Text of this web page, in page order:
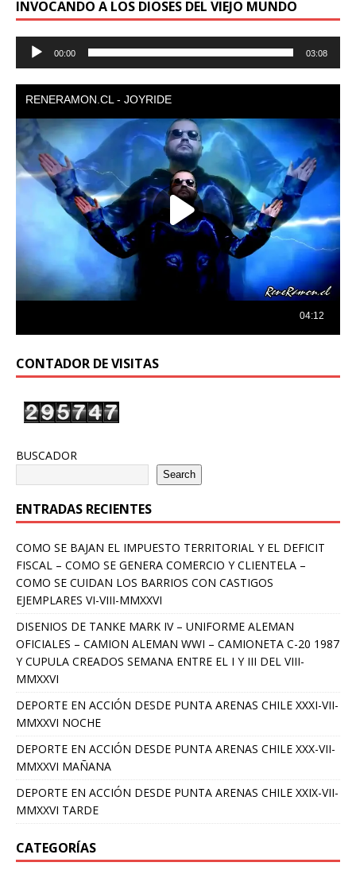
INVOCANDO A LOS DIOSES DEL VIEJO MUNDO
Reproductor
00:00 03:08
CONTADOR DE VISITAS
BUSCADOR
Search
ENTRADAS RECIENTES
COMO SE BAJAN EL IMPUESTO TERRITORIAL Y EL DEFICIT
FISCAL – COMO SE GENERA COMERCIO Y CLIENTELA –
COMO SE CUIDAN LOS BARRIOS CON CASTIGOS
EJEMPLARES VI-VIII-MMXXVI
DISENIOS DE TANKE MARK IV – UNIFORME ALEMAN
OFICIALES – CAMION ALEMAN WWI – CAMIONETA C-20 1987
Y CUPULA CREADOS SEMANA ENTRE EL I Y III DEL VIII-
MMXXVI
DEPORTE EN ACCIÓN DESDE PUNTA ARENAS CHILE XXXI-VII-
MMXXVI NOCHE
DEPORTE EN ACCIÓN DESDE PUNTA ARENAS CHILE XXX-VII-
MMXXVI MAÑANA
DEPORTE EN ACCIÓN DESDE PUNTA ARENAS CHILE XXIX-VII-
MMXXVI TARDE
CATEGORÍAS